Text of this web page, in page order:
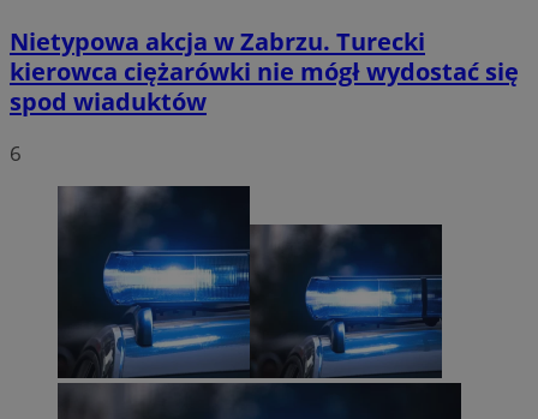
Nietypowa akcja w Zabrzu. Turecki
kierowca ciężarówki nie mógł wydostać się
spod wiaduktów
6